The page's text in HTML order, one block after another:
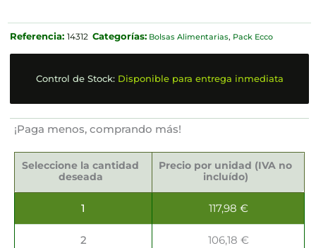
Referencia: 14312 Categorías: Bolsas Alimentarias, Pack Ecco
Control de Stock: Disponible para entrega inmediata
¡Paga menos, comprando más!
Seleccione la cantidad
deseada
Precio por unidad (IVA no
incluído)
1 117,98 €
2 106,18 €
para
Bocadillos